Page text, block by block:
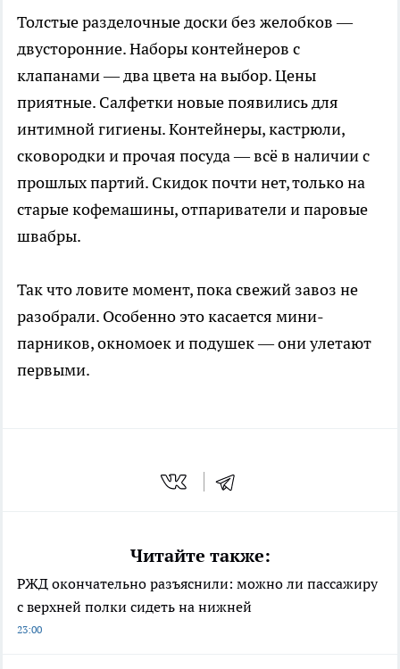
Толстые разделочные доски без желобков —
двусторонние. Наборы контейнеров с
клапанами — два цвета на выбор. Цены
приятные. Салфетки новые появились для
интимной гигиены. Контейнеры, кастрюли,
сковородки и прочая посуда — всё в наличии с
прошлых партий. Скидок почти нет, только на
старые кофемашины, отпариватели и паровые
швабры.
Так что ловите момент, пока свежий завоз не
разобрали. Особенно это касается мини-
парников, окномоек и подушек — они улетают
первыми.
Читайте также:
РЖД окончательно разъяснили: можно ли пассажиру
с верхней полки сидеть на нижней
23:00